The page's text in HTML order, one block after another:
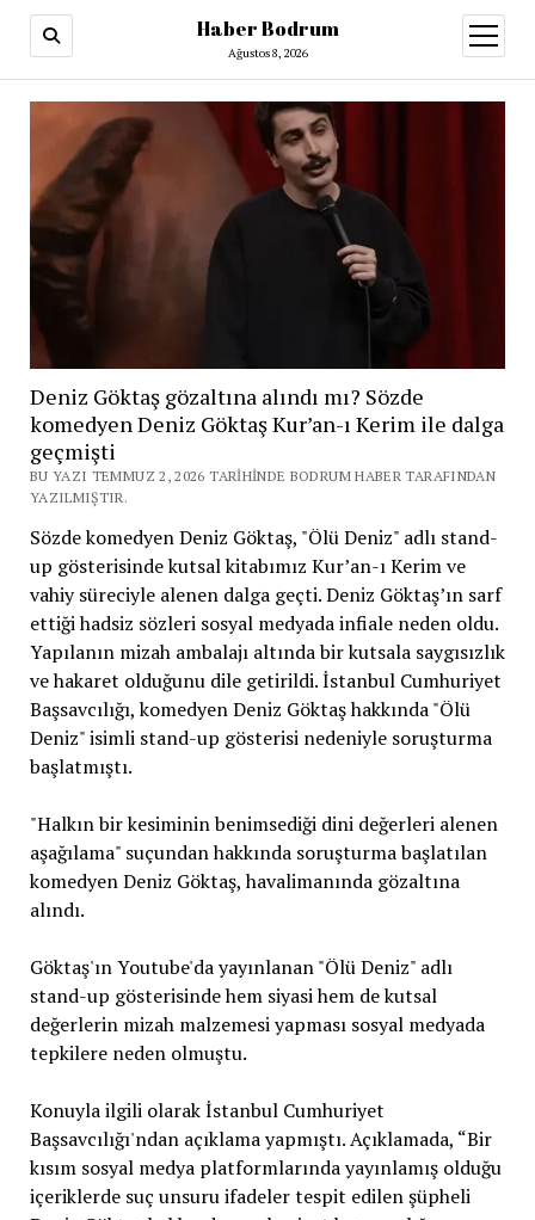
Haber Bodrum
Ağustos 8, 2026
aç
Deniz Göktaş gözaltına alındı mı? Sözde
komedyen Deniz Göktaş Kur’an-ı Kerim ile dalga
geçmişti
BU YAZI TEMMUZ 2, 2026 TARIHINDE BODRUM HABER TARAFINDAN
YAZILMIŞTIR.
Sözde komedyen Deniz Göktaş, "Ölü Deniz" adlı stand-
up gösterisinde kutsal kitabımız Kur’an-ı Kerim ve
vahiy süreciyle alenen dalga geçti. Deniz Göktaş’ın sarf
ettiği hadsiz sözleri sosyal medyada infiale neden oldu.
Yapılanın mizah ambalajı altında bir kutsala saygısızlık
ve hakaret olduğunu dile getirildi. İstanbul Cumhuriyet
Başsavcılığı, komedyen Deniz Göktaş hakkında "Ölü
Deniz" isimli stand-up gösterisi nedeniyle soruşturma
başlatmıştı.
"Halkın bir kesiminin benimsediği dini değerleri alenen
aşağılama" suçundan hakkında soruşturma başlatılan
komedyen Deniz Göktaş, havalimanında gözaltına
alındı.
Göktaş'ın Youtube'da yayınlanan "Ölü Deniz" adlı
stand-up gösterisinde hem siyasi hem de kutsal
değerlerin mizah malzemesi yapması sosyal medyada
tepkilere neden olmuştu.
Konuyla ilgili olarak İstanbul Cumhuriyet
Başsavcılığı'ndan açıklama yapmıştı. Açıklamada, “Bir
kısım sosyal medya platformlarında yayınlamış olduğu
içeriklerde suç unsuru ifadeler tespit edilen şüpheli